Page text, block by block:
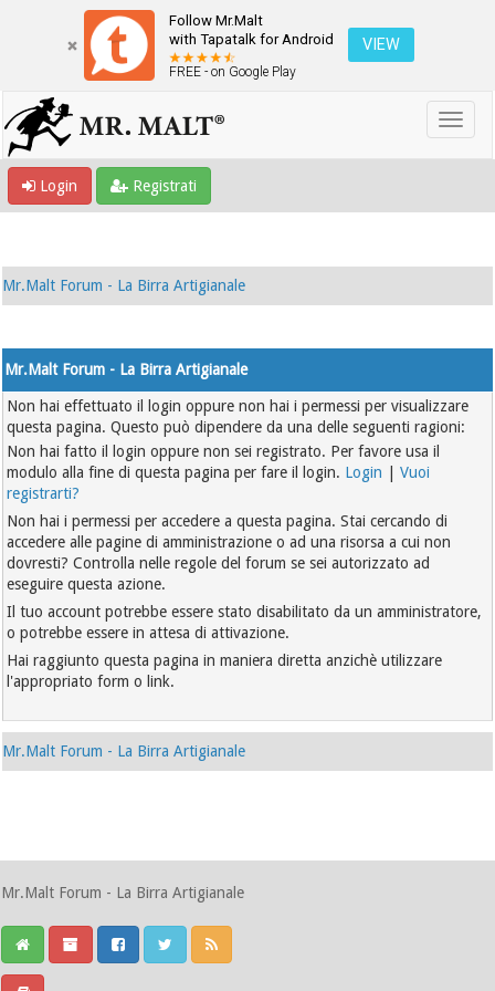
Follow Mr.Malt
with Tapatalk for Android
FREE - on Google Play
VIEW
Login Registrati
Mr.Malt Forum - La Birra Artigianale
Mr.Malt Forum - La Birra Artigianale
Non hai effettuato il login oppure non hai i permessi per visualizzare
questa pagina. Questo può dipendere da una delle seguenti ragioni:
Non hai fatto il login oppure non sei registrato. Per favore usa il
modulo alla fine di questa pagina per fare il login. Login |Vuoi
registrarti?
Non hai i permessi per accedere a questa pagina. Stai cercando di
accedere alle pagine di amministrazione o ad una risorsa a cui non
dovresti? Controlla nelle regole del forum se sei autorizzato ad
eseguire questa azione.
Il tuo account potrebbe essere stato disabilitato da un amministratore,
o potrebbe essere in attesa di attivazione.
Hai raggiunto questa pagina in maniera diretta anzichè utilizzare
l'appropriato form o link.
Mr.Malt Forum - La Birra Artigianale
Mr.Malt Forum - La Birra Artigianale